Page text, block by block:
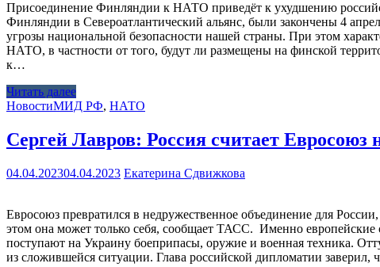
Присоединение Финляндии к НАТО приведёт к ухудшению
Финляндии в Североатлантический альянс, были закончены 4
угрозы национальной безопасности нашей страны. При этом
НАТО, в частности от того, будут ли размещены на финской
к…
Читать далее
НовостиМИД РФ, НАТО
Сергей Лавров: Россия считает
04.04.202304.04.2023 Екатерина Сдвижкова
Евросоюз превратился в недружественное объединение для
этом она может только себя, сообщает ТАСС. Именно европейские
поступают на Украину боеприпасы, оружие и военная техника.
из сложившейся ситуации. Глава российской дипломатии заверил,